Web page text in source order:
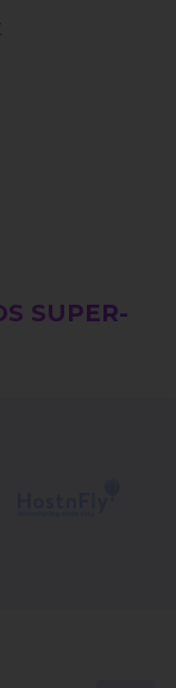
SUPER-